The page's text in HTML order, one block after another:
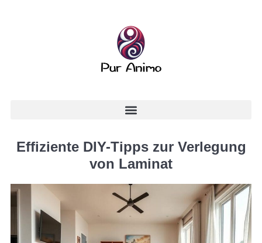
Effiziente DIY-Tipps zur Verlegung
von Laminat